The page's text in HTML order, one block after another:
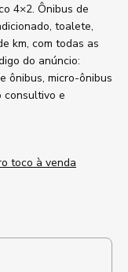
4×2. Ônibus de
toalete,
km, com todas as
do anúncio:
ônibus, micro-ônibus
consultivo e
toco à venda